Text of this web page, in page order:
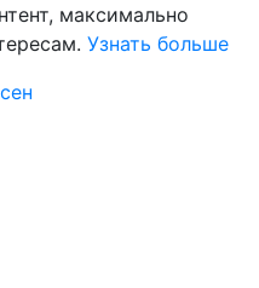
максимально
Узнать больше